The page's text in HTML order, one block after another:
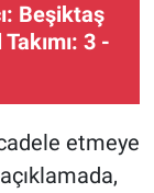
Beşiktaş
3 -
etmeye